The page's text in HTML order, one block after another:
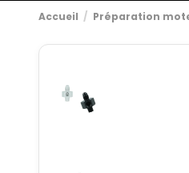
Accueil Préparation